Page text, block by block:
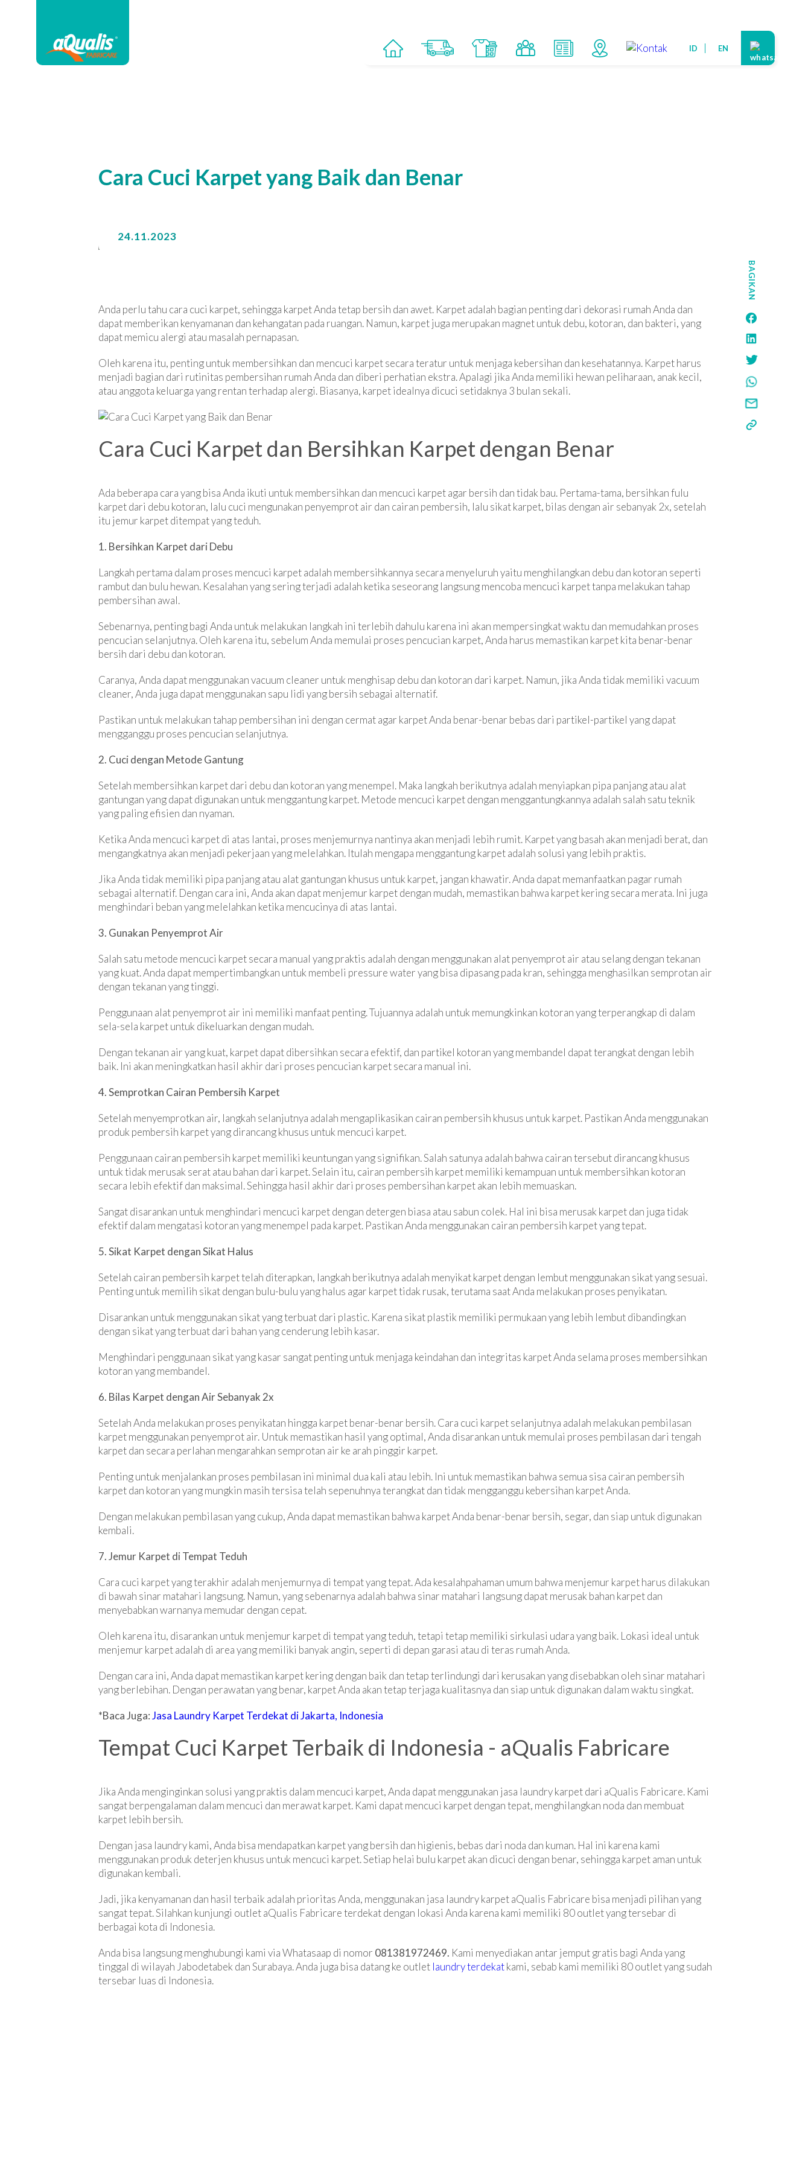
ID EN
Cara Cuci Karpet yang Baik dan Benar
24.11.2023
Anda perlu tahu cara cuci karpet, sehingga karpet Anda tetap bersih dan awet. Karpet adalah bagian penting dari dekorasi rumah Anda dan
dapat memberikan kenyamanan dan kehangatan pada ruangan. Namun, karpet juga merupakan magnet untuk debu, kotoran, dan bakteri, yang
dapat memicu alergi atau masalah pernapasan.
Oleh karena itu, penting untuk membersihkan dan mencuci karpet secara teratur untuk menjaga kebersihan dan kesehatannya. Karpet harus
menjadi bagian dari rutinitas pembersihan rumah Anda dan diberi perhatian ekstra. Apalagi jika Anda memiliki hewan peliharaan, anak kecil,
atau anggota keluarga yang rentan terhadap alergi. Biasanya, karpet idealnya dicuci setidaknya 3 bulan sekali.
Cara Cuci Karpet dan Bersihkan Karpet dengan Benar
Ada beberapa cara yang bisa Anda ikuti untuk membersihkan dan mencuci karpet agar bersih dan tidak bau. Pertama-tama, bersihkan fulu
karpet dari debu kotoran, lalu cuci mengunakan penyemprot air dan cairan pembersih, lalu sikat karpet, bilas dengan air sebanyak 2x, setelah
itu jemur karpet ditempat yang teduh.
1. Bersihkan Karpet dari Debu
Langkah pertama dalam proses mencuci karpet adalah membersihkannya secara menyeluruh yaitu menghilangkan debu dan kotoran seperti
rambut dan bulu hewan. Kesalahan yang sering terjadi adalah ketika seseorang langsung mencoba mencuci karpet tanpa melakukan tahap
pembersihan awal.
Sebenarnya, penting bagi Anda untuk melakukan langkah ini terlebih dahulu karena ini akan mempersingkat waktu dan memudahkan proses
pencucian selanjutnya. Oleh karena itu, sebelum Anda memulai proses pencucian karpet, Anda harus memastikan karpet kita benar-benar
bersih dari debu dan kotoran.
Caranya, Anda dapat menggunakan vacuum cleaner untuk menghisap debu dan kotoran dari karpet. Namun, jika Anda tidak memiliki vacuum
cleaner, Anda juga dapat menggunakan sapu lidi yang bersih sebagai alternatif.
Pastikan untuk melakukan tahap pembersihan ini dengan cermat agar karpet Anda benar-benar bebas dari partikel-partikel yang dapat
mengganggu proses pencucian selanjutnya.
2. Cuci dengan Metode Gantung
Setelah membersihkan karpet dari debu dan kotoran yang menempel. Maka langkah berikutnya adalah menyiapkan pipa panjang atau alat
gantungan yang dapat digunakan untuk menggantung karpet. Metode mencuci karpet dengan menggantungkannya adalah salah satu teknik
yang paling efisien dan nyaman.
Ketika Anda mencuci karpet di atas lantai, proses menjemurnya nantinya akan menjadi lebih rumit. Karpet yang basah akan menjadi berat, dan
mengangkatnya akan menjadi pekerjaan yang melelahkan. Itulah mengapa menggantung karpet adalah solusi yang lebih praktis.
Jika Anda tidak memiliki pipa panjang atau alat gantungan khusus untuk karpet, jangan khawatir. Anda dapat memanfaatkan pagar rumah
sebagai alternatif. Dengan cara ini, Anda akan dapat menjemur karpet dengan mudah, memastikan bahwa karpet kering secara merata. Ini juga
menghindari beban yang melelahkan ketika mencucinya di atas lantai.
3. Gunakan Penyemprot Air
Salah satu metode mencuci karpet secara manual yang praktis adalah dengan menggunakan alat penyemprot air atau selang dengan tekanan
yang kuat. Anda dapat mempertimbangkan untuk membeli pressure water yang bisa dipasang pada kran, sehingga menghasilkan semprotan air
dengan tekanan yang tinggi.
Penggunaan alat penyemprot air ini memiliki manfaat penting. Tujuannya adalah untuk memungkinkan kotoran yang terperangkap di dalam
sela-sela karpet untuk dikeluarkan dengan mudah.
Dengan tekanan air yang kuat, karpet dapat dibersihkan secara efektif, dan partikel kotoran yang membandel dapat terangkat dengan lebih
baik. Ini akan meningkatkan hasil akhir dari proses pencucian karpet secara manual ini.
4. Semprotkan Cairan Pembersih Karpet
Setelah menyemprotkan air, langkah selanjutnya adalah mengaplikasikan cairan pembersih khusus untuk karpet. Pastikan Anda menggunakan
produk pembersih karpet yang dirancang khusus untuk mencuci karpet.
Penggunaan cairan pembersih karpet memiliki keuntungan yang signifikan. Salah satunya adalah bahwa cairan tersebut dirancang khusus
untuk tidak merusak serat atau bahan dari karpet. Selain itu, cairan pembersih karpet memiliki kemampuan untuk membersihkan kotoran
secara lebih efektif dan maksimal. Sehingga hasil akhir dari proses pembersihan karpet akan lebih memuaskan.
Sangat disarankan untuk menghindari mencuci karpet dengan detergen biasa atau sabun colek. Hal ini bisa merusak karpet dan juga tidak
efektif dalam mengatasi kotoran yang menempel pada karpet. Pastikan Anda menggunakan cairan pembersih karpet yang tepat.
5. Sikat Karpet dengan Sikat Halus
Setelah cairan pembersih karpet telah diterapkan, langkah berikutnya adalah menyikat karpet dengan lembut menggunakan sikat yang sesuai.
Penting untuk memilih sikat dengan bulu-bulu yang halus agar karpet tidak rusak, terutama saat Anda melakukan proses penyikatan.
Disarankan untuk menggunakan sikat yang terbuat dari plastic. Karena sikat plastik memiliki permukaan yang lebih lembut dibandingkan
dengan sikat yang terbuat dari bahan yang cenderung lebih kasar.
Menghindari penggunaan sikat yang kasar sangat penting untuk menjaga keindahan dan integritas karpet Anda selama proses membersihkan
kotoran yang membandel.
6. Bilas Karpet dengan Air Sebanyak 2x
Setelah Anda melakukan proses penyikatan hingga karpet benar-benar bersih. Cara cuci karpet selanjutnya adalah melakukan pembilasan
karpet menggunakan penyemprot air. Untuk memastikan hasil yang optimal, Anda disarankan untuk memulai proses pembilasan dari tengah
karpet dan secara perlahan mengarahkan semprotan air ke arah pinggir karpet.
Penting untuk menjalankan proses pembilasan ini minimal dua kali atau lebih. Ini untuk memastikan bahwa semua sisa cairan pembersih
karpet dan kotoran yang mungkin masih tersisa telah sepenuhnya terangkat dan tidak mengganggu kebersihan karpet Anda.
Dengan melakukan pembilasan yang cukup, Anda dapat memastikan bahwa karpet Anda benar-benar bersih, segar, dan siap untuk digunakan
kembali.
7. Jemur Karpet di Tempat Teduh
Cara cuci karpet yang terakhir adalah menjemurnya di tempat yang tepat. Ada kesalahpahaman umum bahwa menjemur karpet harus dilakukan
di bawah sinar matahari langsung. Namun, yang sebenarnya adalah bahwa sinar matahari langsung dapat merusak bahan karpet dan
menyebabkan warnanya memudar dengan cepat.
Oleh karena itu, disarankan untuk menjemur karpet di tempat yang teduh, tetapi tetap memiliki sirkulasi udara yang baik. Lokasi ideal untuk
menjemur karpet adalah di area yang memiliki banyak angin, seperti di depan garasi atau di teras rumah Anda.
Dengan cara ini, Anda dapat memastikan karpet kering dengan baik dan tetap terlindungi dari kerusakan yang disebabkan oleh sinar matahari
yang berlebihan. Dengan perawatan yang benar, karpet Anda akan tetap terjaga kualitasnya dan siap untuk digunakan dalam waktu singkat.
*Baca Juga:Jasa Laundry Karpet Terdekat di Jakarta, Indonesia
Tempat Cuci Karpet Terbaik di Indonesia - aQualis Fabricare
Jika Anda menginginkan solusi yang praktis dalam mencuci karpet, Anda dapat menggunakan jasa laundry karpet dari aQualis Fabricare. Kami
sangat berpengalaman dalam mencuci dan merawat karpet. Kami dapat mencuci karpet dengan tepat, menghilangkan noda dan membuat
karpet lebih bersih.
Dengan jasa laundry kami, Anda bisa mendapatkan karpet yang bersih dan higienis, bebas dari noda dan kuman. Hal ini karena kami
menggunakan produk deterjen khusus untuk mencuci karpet. Setiap helai bulu karpet akan dicuci dengan benar, sehingga karpet aman untuk
digunakan kembali.
Jadi, jika kenyamanan dan hasil terbaik adalah prioritas Anda, menggunakan jasa laundry karpet aQualis Fabricare bisa menjadi pilihan yang
sangat tepat. Silahkan kunjungi outlet aQualis Fabricare terdekat dengan lokasi Anda karena kami memiliki 80 outlet yang tersebar di
berbagai kota di Indonesia.
Anda bisa langsung menghubungi kami via Whatasaap di nomor 081381972469. Kami menyediakan antar jemput gratis bagi Anda yang
tinggal di wilayah Jabodetabek dan Surabaya. Anda juga bisa datang ke outlet laundry terdekatkami, sebab kami memiliki 80 outlet yang sudah
tersebar luas di Indonesia.
BAGIKAN